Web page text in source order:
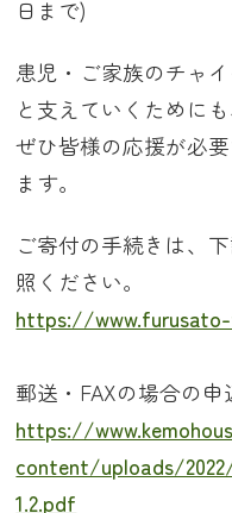
日まで)
患児・ご家族のチャ
と支えていくためにも
ぜひ皆様の応援が必
ます。
ご寄付の手続きは、
照ください。
https://
郵送・FAXの場合の
https://
content/uploads/
1.2.pdf